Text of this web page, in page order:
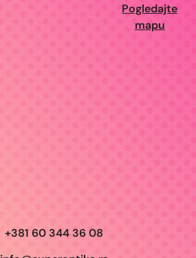
Pogledajte
mapu
+381 60 344 36 08